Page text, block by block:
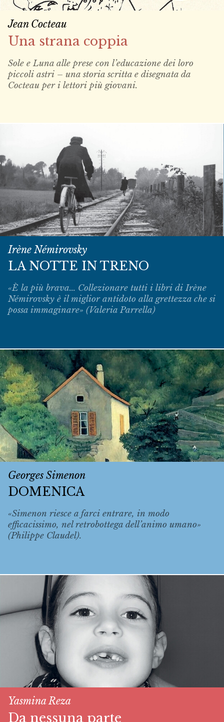
Jean Cocteau
Una strana coppia
Sole e Luna alle prese con l’educazione dei loro
piccoli astri – una storia scritta e disegnata da
Cocteau per i lettori più giovani.
Irène Némirovsky
LA NOTTE IN TRENO
«È la più brava... Collezionare tutti i libri di Irène
Némirovsky è il miglior antidoto alla grettezza che si
possa immaginare» (Valeria Parrella)
Georges Simenon
DOMENICA
«Simenon riesce a farci entrare, in modo
efficacissimo, nel retrobottega dell’animo umano»
(Philippe Claudel).
Yasmina Reza
Da nessuna parte